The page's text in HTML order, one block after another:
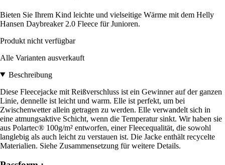
Bieten Sie Ihrem Kind leichte und vielseitige Wärme mit dem Helly
Hansen Daybreaker 2.0 Fleece für Junioren.
Produkt nicht verfügbar
Alle Varianten ausverkauft
Beschreibung
Diese Fleecejacke mit Reißverschluss ist ein Gewinner auf der ganzen
Linie, dennelle ist leicht und warm. Elle ist perfekt, um bei
Zwischenwetter allein getragen zu werden. Elle verwandelt sich in
eine atmungsaktive Schicht, wenn die Temperatur sinkt. Wir haben sie
aus Polartec® 100g/m² entworfen, einer Fleecequalität, die sowohl
langlebig als auch leicht zu verstauen ist. Die Jacke enthält recycelte
Materialien. Siehe Zusammensetzung für weitere Details.